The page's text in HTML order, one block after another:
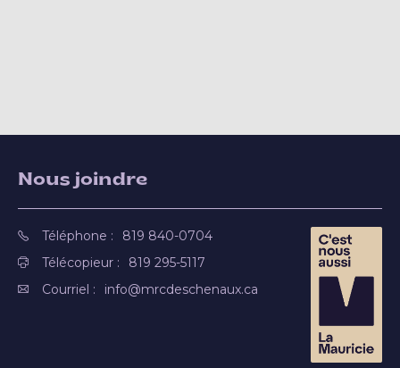
Nous joindre
Téléphone :
819 840-0704
Télécopieur :
819 295-5117
Courriel :
info@mrcdeschenaux.ca